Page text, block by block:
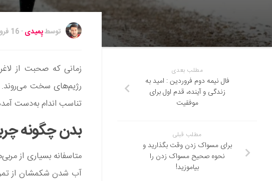
توسطپِمیدی · 16 فروردین 1398
زمانی که صحبت از
رژیم‌های سخت می‌روند.
تناسب اندام به‌دست
بدن چگونه
متاسفانه بسیاری از
آب شدن شکمشان از
مطلب بعدی
فال نیمه دوم فروردین : امید به
زندگی و آینده، قدم اول برای
موفقیت
مطلب قبلی
برای مسواک زدن وقت بگذارید و
نحوه صحیح مسواک زدن را
بیاموزید!